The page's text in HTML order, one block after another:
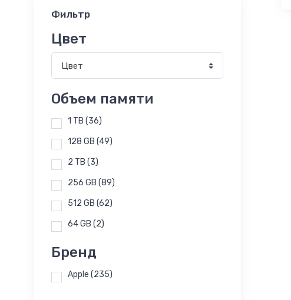
Фильтр
Цвет
Цвет
Объем памяти
1 TB (36)
128 GB (49)
2 TB (3)
256 GB (89)
512 GB (62)
64 GB (2)
Бренд
Apple (235)